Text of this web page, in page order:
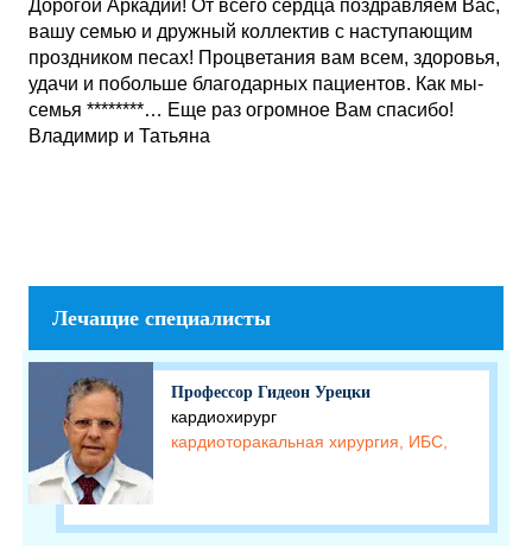
Дорогой Аркадий! От всего сердца поздравляем Вас,
вашу семью и дружный коллектив с наступающим
проздником песах! Процветания вам всем, здоровья,
удачи и побольше благодарных пациентов. Как мы-
семья ********… Еще раз огромное Вам спасибо!
Владимир и Татьяна
Лечащие специалисты
Профессор Гидеон Урецки
кардиохирург
кардиоторакальная хирургия, ИБС,